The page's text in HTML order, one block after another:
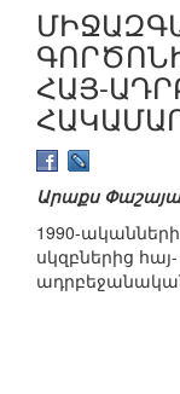
ՀԱՅ-
Արաքս
1990-ականների
սկզբներից հայ-